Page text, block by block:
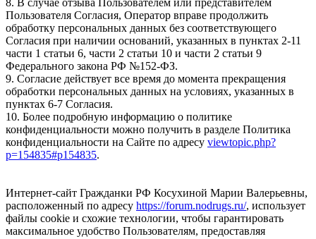
Пользователя Согласия, Оператор вправе продолжить
обработку персональных данных без соответствующего
Согласия при наличии оснований, указанных в пунктах 2-11
части 1 статьи 6, части 2 статьи 10 и части 2 статьи 9
Федерального закона РФ №152-ФЗ.
9. Согласие действует все время до момента прекращения
обработки персональных данных на условиях, указанных в
пунктах 6-7 Согласия.
10. Более подробную информацию о политике
конфиденциальности можно получить в разделе Политика
конфиденциальности на Сайте по адресу viewtopic.php?
p=154835#p154835.
Интернет-сайт Гражданки РФ Косухиной Марии Валерьевны,
расположенный по адресу https://forum.nodrugs.ru/, использует
файлы cookie и схожие технологии, чтобы гарантировать
максимальное удобство Пользователям, предоставляя